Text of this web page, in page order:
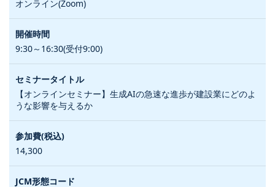
オンライン(Zoom)
9:30～16:30(受付9:00)
【オンラインセミナー】生成AIの急速な進歩が建設業にどのよ
うな影響を与えるか
14,300